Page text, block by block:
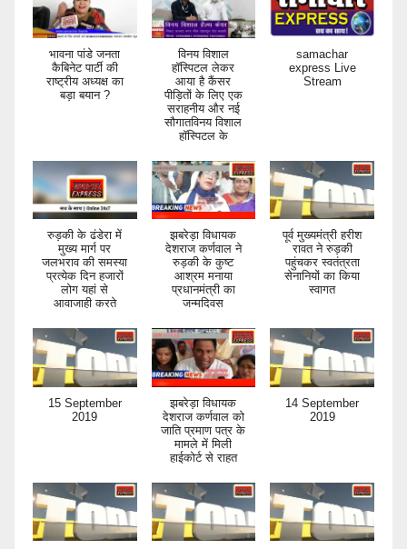
भावना पांडे जनता
कैबिनेट पार्टी की
राष्ट्रीय अध्यक्ष का
बड़ा बयान ?
विनय विशाल
हॉस्पिटल लेकर
आया है कैंसर
पीड़ितों के लिए एक
सराहनीय और नई
सौगातविनय विशाल
हॉस्पिटल के
samachar
express Live
Stream
रुड़की के ढंडेरा में
मुख्य मार्ग पर
जलभराव की समस्या
प्रत्येक दिन हजारों
लोग यहां से
आवाजाही करते
झबरेड़ा विधायक
देशराज कर्णवाल ने
रुड़की के कुष्ट
आश्रम मनाया
प्रधानमंत्री का
जन्मदिवस
पूर्व मुख्यमंत्री हरीश
रावत ने रुड़की
पहुंचकर स्वतंत्रता
सेनानियों का किया
स्वागत
15 September
2019
झबरेड़ा विधायक
देशराज कर्णवाल को
जाति प्रमाण पत्र के
मामले में मिली
हाईकोर्ट से राहत
14 September
2019